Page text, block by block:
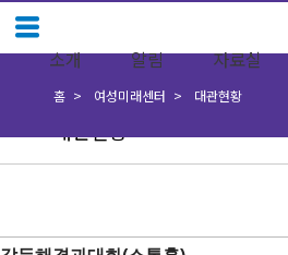
소개 알림 자료실
대관현황
홈 여성미래센터 대관현황